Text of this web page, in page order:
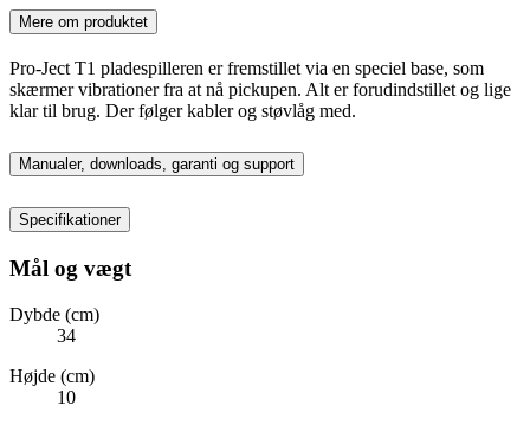
Mere om produktet
Pro-Ject T1 pladespilleren er fremstillet via en speciel base, som
skærmer vibrationer fra at nå pickupen. Alt er forudindstillet og lige
klar til brug. Der følger kabler og støvlåg med.
Manualer, downloads, garanti og support
Specifikationer
Mål og vægt
Dybde (cm)
34
Højde (cm)
10